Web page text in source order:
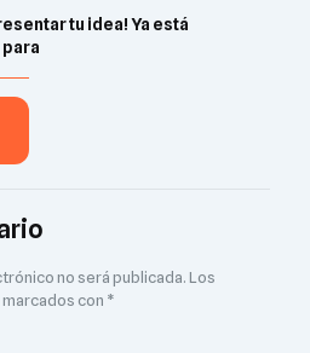
tu idea! Ya está
no será publicada.Los
con *